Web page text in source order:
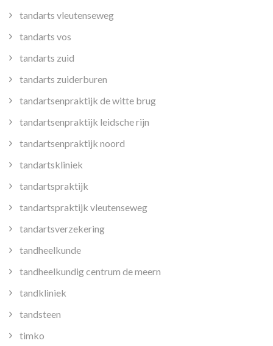
tandarts vleutenseweg
tandarts vos
tandarts zuid
tandarts zuiderburen
tandartsenpraktijk de witte brug
tandartsenpraktijk leidsche rijn
tandartsenpraktijk noord
tandartskliniek
tandartspraktijk
tandartspraktijk vleutenseweg
tandartsverzekering
tandheelkunde
tandheelkundig centrum de meern
tandkliniek
tandsteen
timko